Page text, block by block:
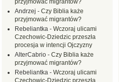
przyjmować migrantów?
Andrzej - Czy Biblia każe
przyjmować migrantów?
Rebeliantka - Wczoraj ulicami
Czechowic-Dziedzic przeszła
procesja w intencji Ojczyzny
AlterCabrio - Czy Biblia każe
przyjmować migrantów?
Rebeliantka - Wczoraj ulicami
Czechowic-Dziedzic przeszła